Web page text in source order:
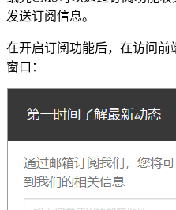
发送订阅信息。
在开启订阅功能后，在访问前
窗口：